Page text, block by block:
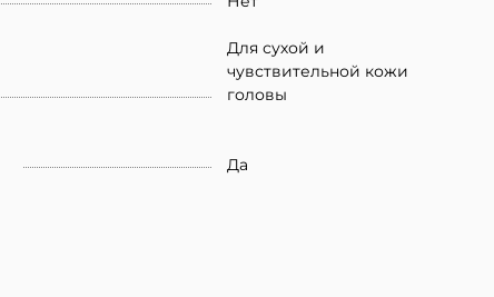
Для сухой и
чувствительной кожи
головы
Да